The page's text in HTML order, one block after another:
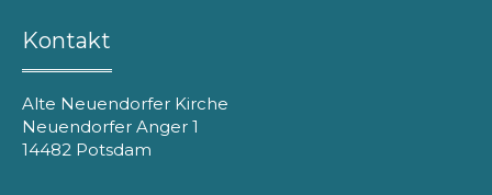
Kontakt
Alte Neuendorfer Kirche
Neuendorfer Anger 1
14482 Potsdam